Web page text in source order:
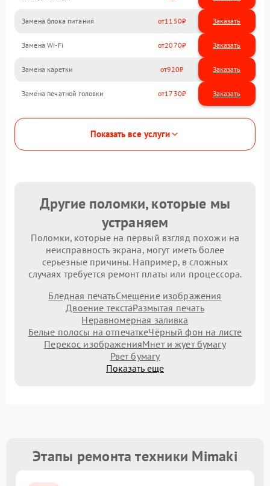
Замена блока питания 1150
Замена Wi-Fi 2070
Замена каретки 920
Замена печатной головки 1730
Показать все услуги
Другие поломки, которые мы
устраняем
Поломки, которые на первый взгляд похожи на
неисправность экрана, могут иметь более
серьезные причины. Например, в сложных
случаях требуется ремонт платы или процессора.
Бледная печатьСмещение изображения
Двоение текстаРазмытая печать
Неравномерная заливка
Белые полосы на отпечаткеЧёрный фон на листе
Перекос изображенияМнет и жует бумагу
Рвет бумагу
Показать еще
Этапы ремонта техники Mimaki